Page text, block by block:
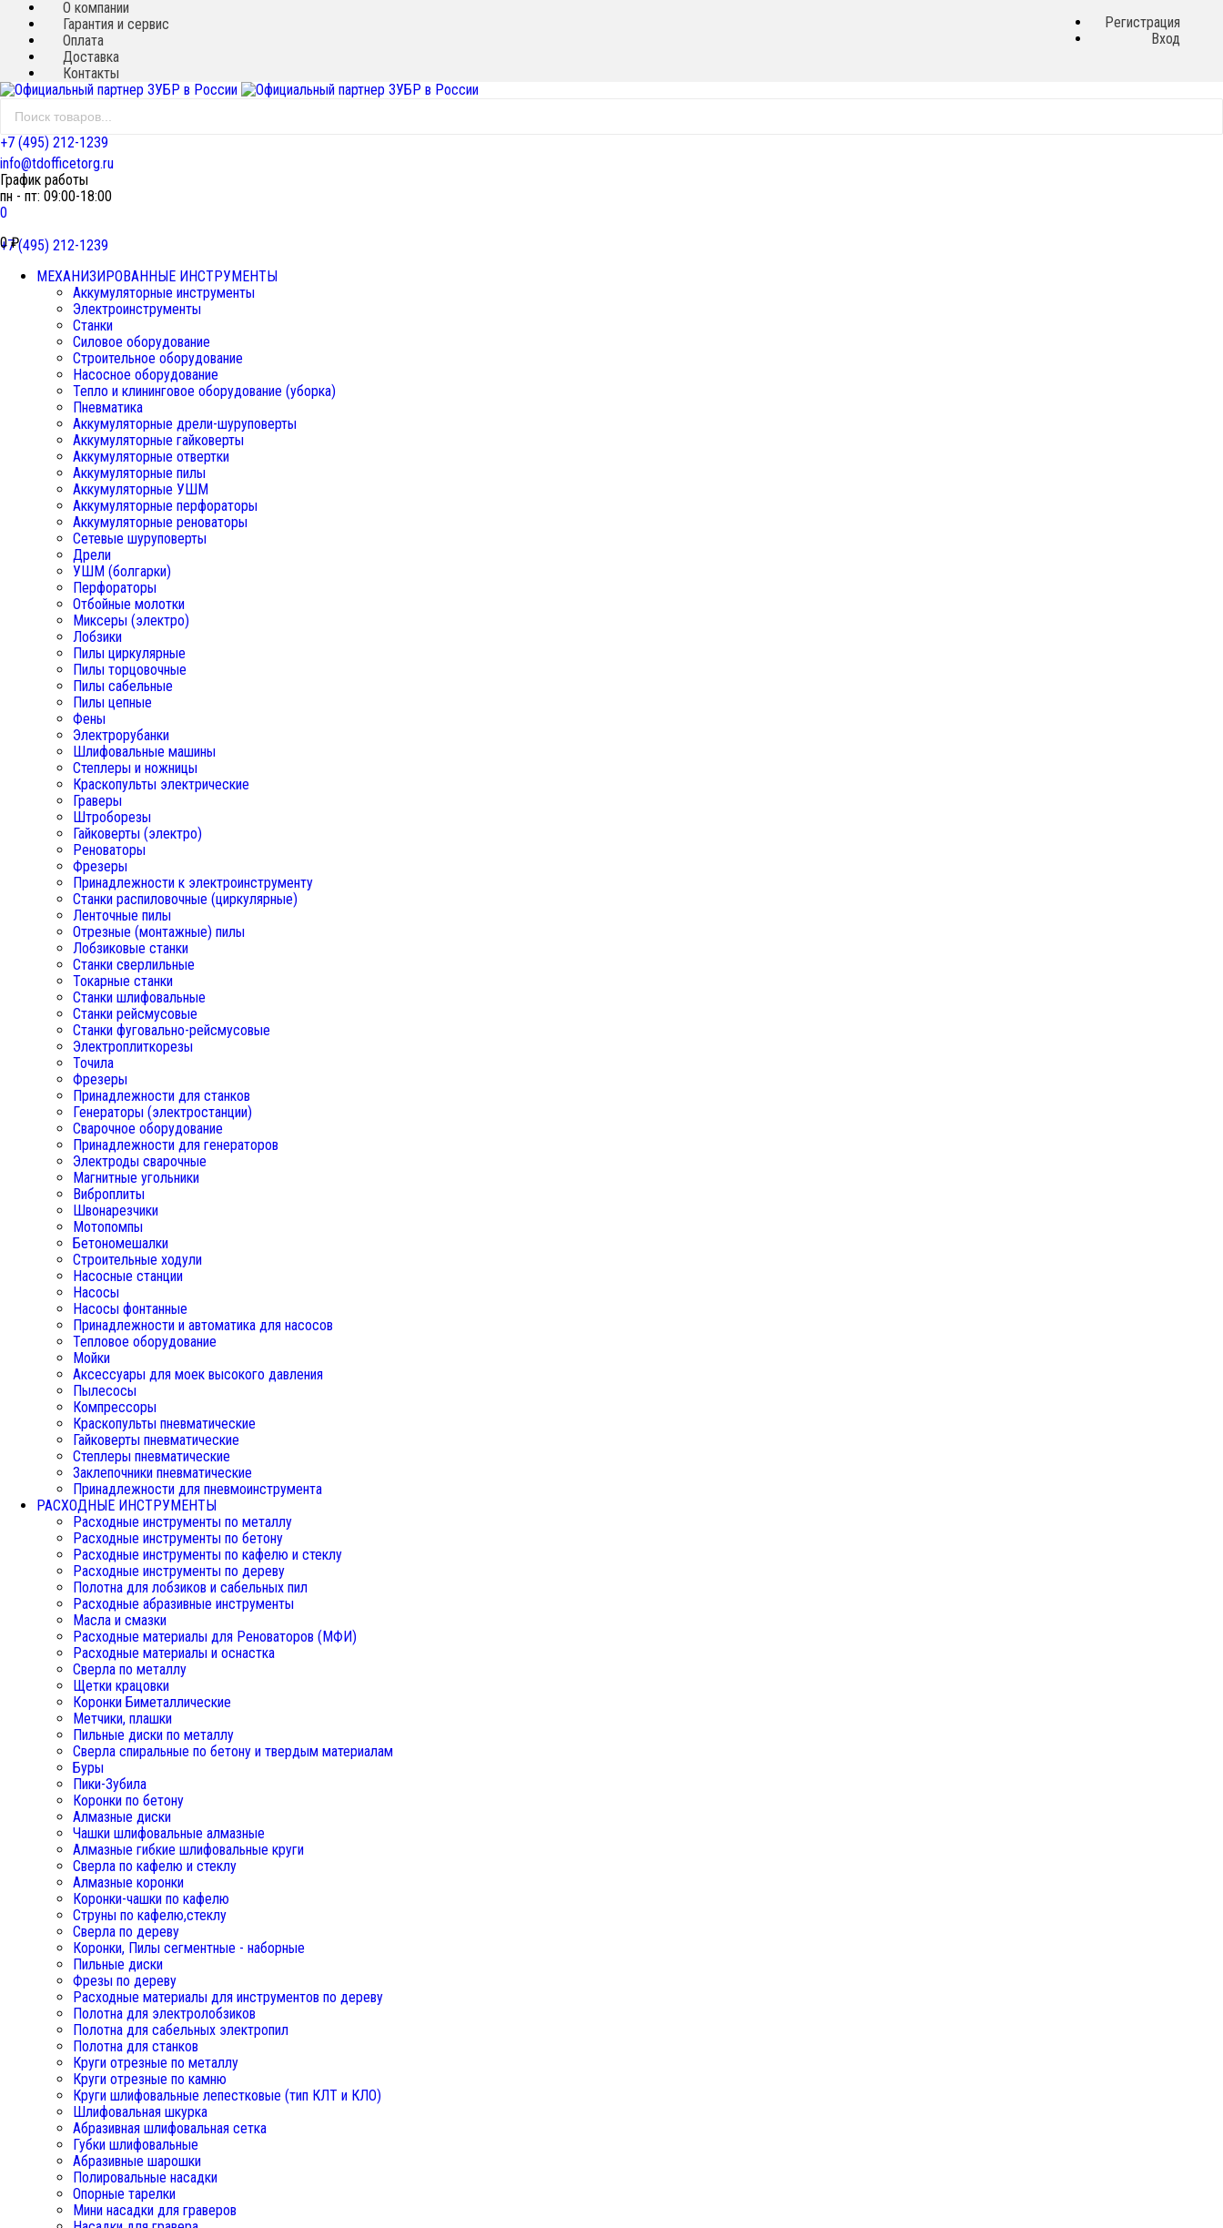
О компании
Гарантия и сервис
Оплата
Доставка
Контакты
Регистрация
Вход
+7 (495) 212-1239
info@tdofficetorg.ru
График работы
пн - пт: 09:00-18:00
0
0₽
+7 (495) 212-1239
МЕХАНИЗИРОВАННЫЕ ИНСТРУМЕНТЫ
Аккумуляторные инструменты
Электроинструменты
Станки
Силовое оборудование
Строительное оборудование
Насосное оборудование
Тепло и клининговое оборудование (уборка)
Пневматика
Аккумуляторные дрели-шуруповерты
Аккумуляторные гайковерты
Аккумуляторные отвертки
Аккумуляторные пилы
Аккумуляторные УШМ
Аккумуляторные перфораторы
Аккумуляторные реноваторы
Сетевые шуруповерты
Дрели
УШМ (болгарки)
Перфораторы
Отбойные молотки
Миксеры (электро)
Лобзики
Пилы циркулярные
Пилы торцовочные
Пилы сабельные
Пилы цепные
Фены
Электрорубанки
Шлифовальные машины
Степлеры и ножницы
Краскопульты электрические
Граверы
Штроборезы
Гайковерты (электро)
Реноваторы
Фрезеры
Принадлежности к электроинструменту
Станки распиловочные (циркулярные)
Ленточные пилы
Отрезные (монтажные) пилы
Лобзиковые станки
Станки сверлильные
Токарные станки
Станки шлифовальные
Станки рейсмусовые
Станки фуговально-рейсмусовые
Электроплиткорезы
Точила
Фрезеры
Принадлежности для станков
Генераторы (электростанции)
Сварочное оборудование
Принадлежности для генераторов
Электроды сварочные
Магнитные угольники
Виброплиты
Швонарезчики
Мотопомпы
Бетономешалки
Строительные ходули
Насосные станции
Насосы
Насосы фонтанные
Принадлежности и автоматика для насосов
Тепловое оборудование
Мойки
Аксессуары для моек высокого давления
Пылесосы
Компрессоры
Краскопульты пневматические
Гайковерты пневматические
Степлеры пневматические
Заклепочники пневматические
Принадлежности для пневмоинструмента
РАСХОДНЫЕ ИНСТРУМЕНТЫ
Расходные инструменты по металлу
Расходные инструменты по бетону
Расходные инструменты по кафелю и стеклу
Расходные инструменты по дереву
Полотна для лобзиков и сабельных пил
Расходные абразивные инструменты
Масла и смазки
Расходные материалы для Реноваторов (МФИ)
Расходные материалы и оснастка
Сверла по металлу
Щетки крацовки
Коронки Биметаллические
Метчики, плашки
Пильные диски по металлу
Сверла спиральные по бетону и твердым материалам
Буры
Пики-Зубила
Коронки по бетону
Алмазные диски
Чашки шлифовальные алмазные
Алмазные гибкие шлифовальные круги
Сверла по кафелю и стеклу
Алмазные коронки
Коронки-чашки по кафелю
Струны по кафелю,стеклу
Сверла по дереву
Коронки, Пилы сегментные - наборные
Пильные диски
Фрезы по дереву
Расходные материалы для инструментов по дереву
Полотна для электролобзиков
Полотна для сабельных электропил
Полотна для станков
Круги отрезные по металлу
Круги отрезные по камню
Круги шлифовальные лепестковые (тип КЛТ и КЛО)
Шлифовальная шкурка
Абразивная шлифовальная сетка
Губки шлифовальные
Абразивные шарошки
Полировальные насадки
Опорные тарелки
Мини насадки для граверов